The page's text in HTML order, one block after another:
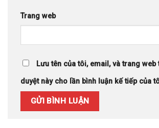
Trang web
Lưu tên của tôi, email, và trang
duyệt này cho lần bình luận kế tiếp của